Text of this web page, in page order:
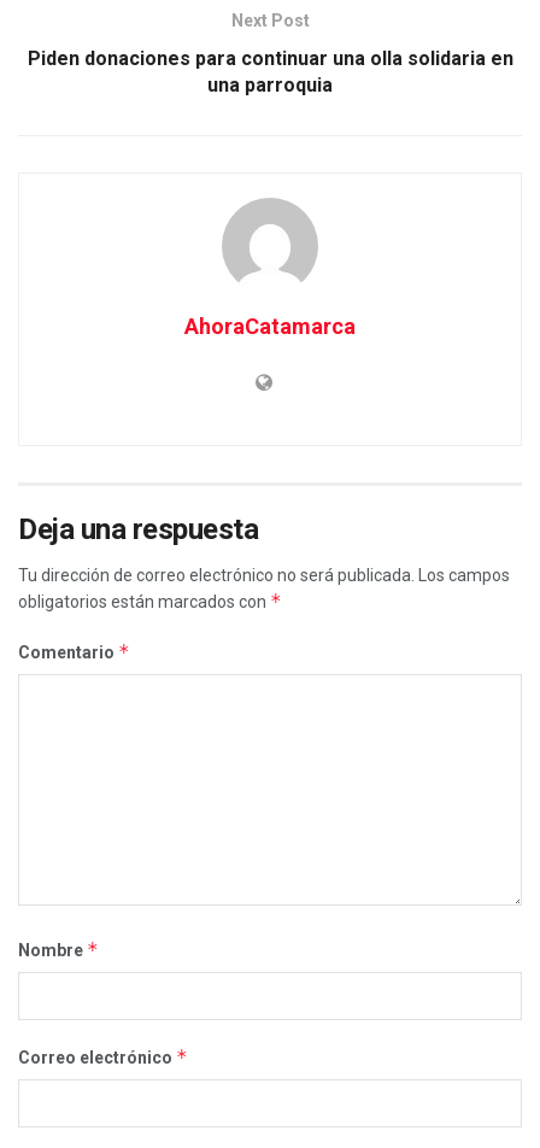
Next Post
Piden donaciones para continuar una olla solidaria en
una parroquia
AhoraCatamarca
Deja una respuesta
Tu dirección de correo electrónico no será publicada.
Los campos
obligatorios están marcados con *
Comentario *
Nombre *
Correo electrónico *